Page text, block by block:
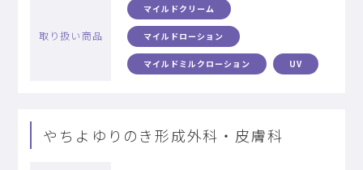
取り扱い商品
マイルドクリーム
マイルドローション
マイルドミルクローション UV
やちよゆりのき形成外科・皮膚科